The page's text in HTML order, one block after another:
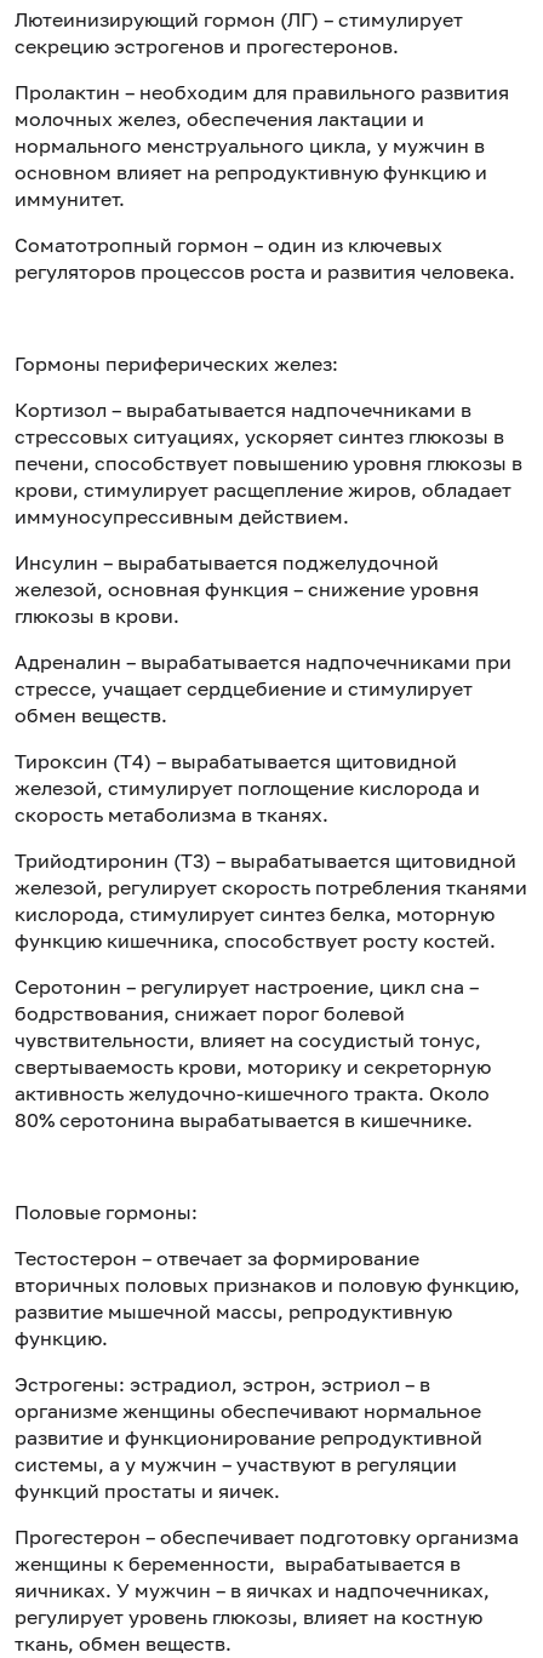
Лютеинизирующий гормон (ЛГ) – стимулирует
секрецию эстрогенов и прогестеронов.
Пролактин – необходим для правильного развития
молочных желез, обеспечения лактации и
нормального менструального цикла, у мужчин в
основном влияет на репродуктивную функцию и
иммунитет.
Соматотропный гормон – один из ключевых
регуляторов процессов роста и развития человека.
Гормоны периферических желез:
Кортизол – вырабатывается надпочечниками в
стрессовых ситуациях, ускоряет синтез глюкозы в
печени, способствует повышению уровня глюкозы в
крови, стимулирует расщепление жиров, обладает
иммуносупрессивным действием.
Инсулин – вырабатывается поджелудочной
железой, основная функция – снижение уровня
глюкозы в крови.
Адреналин – вырабатывается надпочечниками при
стрессе, учащает сердцебиение и стимулирует
обмен веществ.
Тироксин (Т4) – вырабатывается щитовидной
железой, стимулирует поглощение кислорода и
скорость метаболизма в тканях.
Трийодтиронин (Т3) – вырабатывается щитовидной
железой, регулирует скорость потребления тканями
кислорода, стимулирует синтез белка, моторную
функцию кишечника, способствует росту костей.
Серотонин – регулирует настроение, цикл сна –
бодрствования, снижает порог болевой
чувствительности, влияет на сосудистый тонус,
свертываемость крови, моторику и секреторную
активность желудочно-кишечного тракта. Около
80% серотонина вырабатывается в кишечнике.
Половые гормоны:
Тестостерон – отвечает за формирование
вторичных половых признаков и половую функцию,
развитие мышечной массы, репродуктивную
функцию.
Эстрогены: эстрадиол, эстрон, эстриол – в
организме женщины обеспечивают нормальное
развитие и функционирование репродуктивной
системы, а у мужчин – участвуют в регуляции
функций простаты и яичек.
Прогестерон – обеспечивает подготовку организма
женщины к беременности, вырабатывается в
яичниках. У мужчин – в яичках и надпочечниках,
регулирует уровень глюкозы, влияет на костную
ткань, обмен веществ.